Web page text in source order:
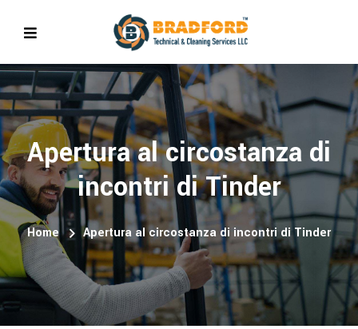
Apertura al circostanza di
incontri di Tinder
Home Apertura al circostanza di incontri di Tinder